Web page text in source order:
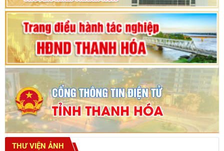
THƯ VIỆN ẢNH